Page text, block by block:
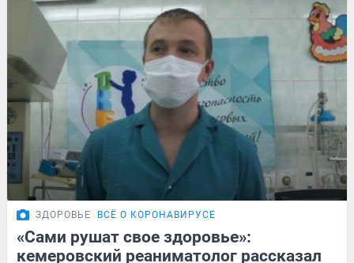
ЗДОРОВЬЕ ВСЁ О КОРОНАВИРУСЕ
«Сами рушат свое здоровье»:
кемеровский реаниматолог рассказал